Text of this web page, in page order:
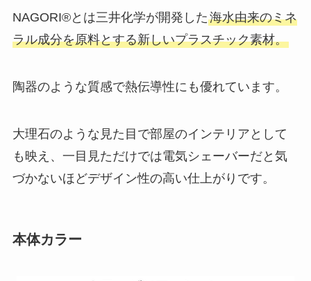
NAGORI®とは三井化学が開発した海水由来のミネ
ラル成分を原料とする新しいプラスチック素材。
陶器のような質感で熱伝導性にも優れています。
大理石のような見た目で部屋のインテリアとして
も映え、一目見ただけでは電気シェーバーだと気
づかないほどデザイン性の高い仕上がりです。
本体カラー